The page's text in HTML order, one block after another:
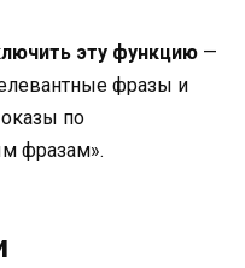
эту функцию —
фразы и
по
фразам».